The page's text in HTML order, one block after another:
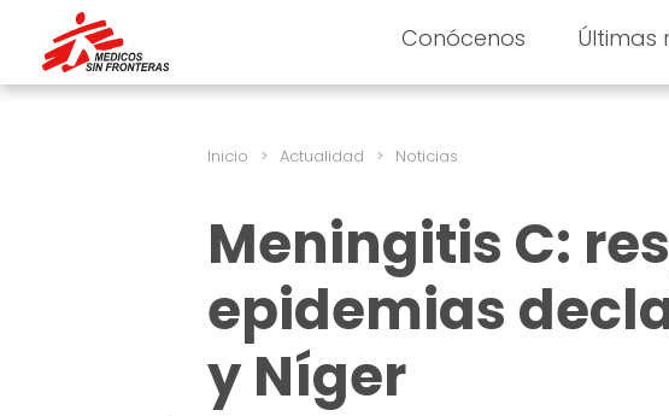
Conócenos Últimas
Inicio > Actualidad > Noticias
Meningitis C:
epidemias
y Níger